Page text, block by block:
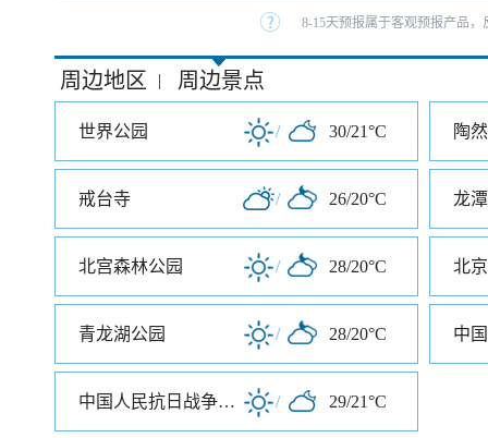
8-15天预报属于客观预报产品
周边地区 | 周边景点
世界公园 / 30/21°C 陶
戒台寺 / 26/20°C 龙
北宫森林公园 / 28/20°C 北
青龙湖公园 / 28/20°C
中国人民抗日战争纪念馆 / 29/21°C